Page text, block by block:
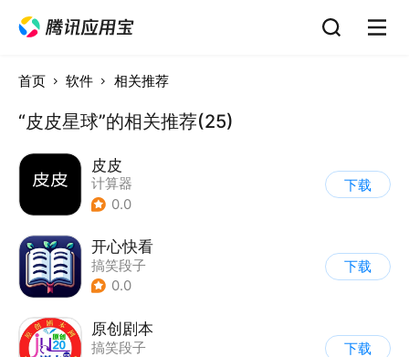
首页 软件 相关推荐
“皮皮星球”的相关推荐(25)
皮皮
计算器
0.0
下载
开心快看
搞笑段子
0.0
下载
原创剧本
搞笑段子
下载